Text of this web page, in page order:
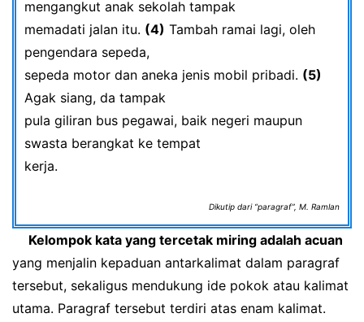
mengangkut anak sekolah tampak
memadati jalan itu. (4) Tambah ramai lagi, oleh
pengendara sepeda,
sepeda motor dan aneka jenis mobil pribadi. (5)
Agak siang, da tampak
pula giliran bus pegawai, baik negeri maupun
swasta berangkat ke tempat
kerja.
Dikutip dari “paragraf”, M. Ramlan
Kelompok kata yang tercetak miring adalah acuan
yang menjalin kepaduan antarkalimat dalam paragraf
tersebut, sekaligus mendukung ide pokok atau kalimat
utama. Paragraf tersebut terdiri atas enam kalimat.